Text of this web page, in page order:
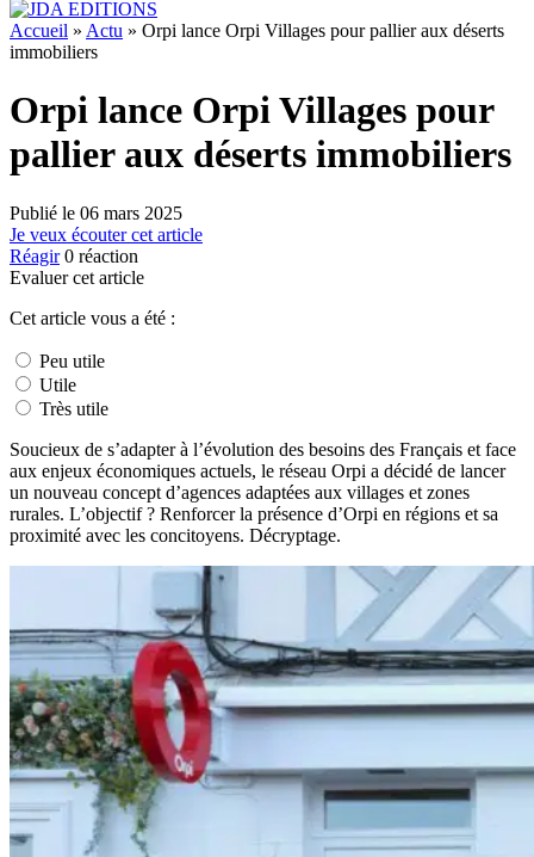
Accueil » Actu » Orpi lance Orpi Villages pour pallier aux déserts
immobiliers
Orpi lance Orpi Villages pour
pallier aux déserts immobiliers
Publié le 06 mars 2025
Je veux écouter cet article
Réagir 0 réaction
Evaluer cet article
Cet article vous a été :
Peu utile
Utile
Très utile
Soucieux de s’adapter à l’évolution des besoins des Français et face
aux enjeux économiques actuels, le réseau Orpi a décidé de lancer
un nouveau concept d’agences adaptées aux villages et zones
rurales. L’objectif ? Renforcer la présence d’Orpi en régions et sa
proximité avec les concitoyens. Décryptage.